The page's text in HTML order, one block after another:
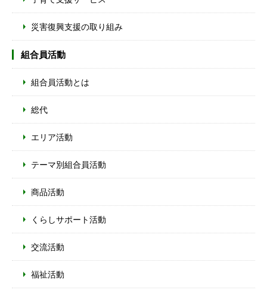
災害復興支援の取り組み
組合員活動
組合員活動とは
総代
エリア活動
テーマ別組合員活動
商品活動
くらしサポート活動
交流活動
福祉活動